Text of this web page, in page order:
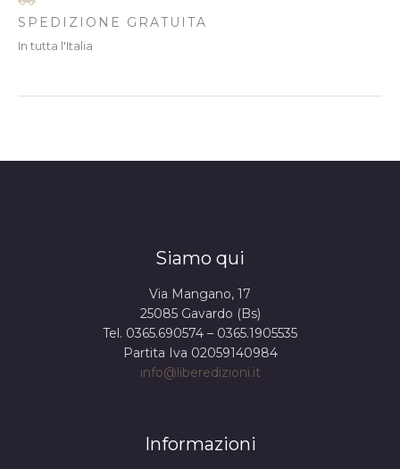
SPEDIZIONE GRATUITA
In tutta l'Italia
Siamo qui
Via Mangano, 17
25085 Gavardo (Bs)
Tel. 0365.690574 – 0365.1905535
Partita Iva 02059140984
info@liberedizioni.it
Informazioni